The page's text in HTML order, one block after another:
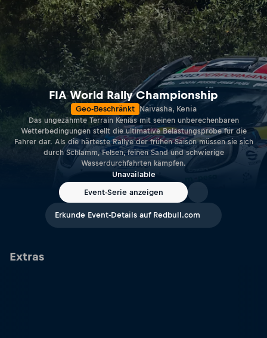
FIA World Rally Championship
Geo-Beschränkt Naivasha, Kenia
Das ungezähmte Terrain Kenias mit seinen unberechenbaren
Wetterbedingungen stellt die ultimative Belastungsprobe für die
Fahrer dar. Als die härteste Rallye der frühen Saison müssen sie sich
durch Schlamm, Felsen, feinen Sand und schwierige
Wasserdurchfahrten kämpfen.
Unavailable
Event-Serie anzeigen
Erkunde Event-Details auf Redbull.com
Extras